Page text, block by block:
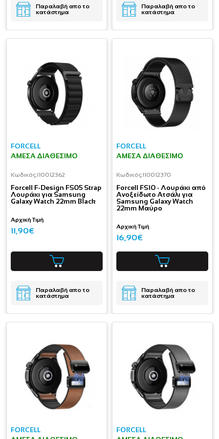
Παραλαβή απο το
κατάστημα
Παραλαβή απο το
κατάστημα
FORCELL
ΆΜΕΣΑ ΔΙΑΘΈΣΙΜΟ
Κωδικός:I10012362
Forcell F-Design FS05 Strap
Λουράκι για Samsung
Galaxy Watch 22mm Black
Αρχική Τιμή
11,90€
Παραλαβή απο το
κατάστημα
FORCELL
ΆΜΕΣΑ ΔΙΑΘΈΣΙΜΟ
Κωδικός:I10012370
Forcell FS10 - Λουράκι από
Ανοξείδωτο Ατσάλι για
Samsung Galaxy Watch
22mm Μαύρο
Αρχική Τιμή
16,90€
Παραλαβή απο το
κατάστημα
FORCELL
FORCELL